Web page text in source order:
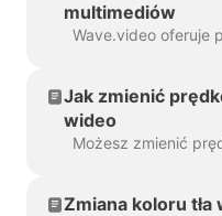
multimediów
Jak zmienić
wideo
Zmiana koloru tła